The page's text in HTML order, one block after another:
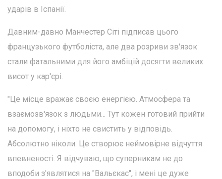
ударів в Іспанії.
Давним-давно Манчестер Сіті підписав цього
французького футболіста, але два розриви зв'язок
стали фатальними для його амбіцій досягти великих
висот у кар'єрі.
"Це місце вражає своєю енергією. Атмосфера та
взаємозв'язок з людьми... Тут кожен готовий прийти
на допомогу, і ніхто не свистить у відповідь.
Абсолютно ніколи. Це створює неймовірне відчуття
впевненості. Я відчуваю, що суперникам не до
вподоби з'являтися на "Вальєкас", і мені це дуже